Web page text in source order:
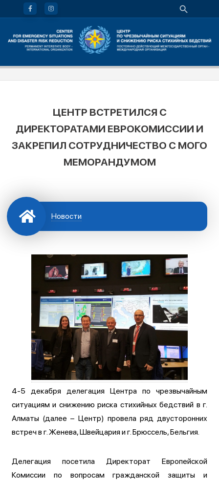
ЦЕНТР ВСТРЕТИЛСЯ С
ДИРЕКТОРАТАМИ ЕВРОКОМИССИИ И
ЗАКРЕПИЛ СОТРУДНИЧЕСТВО С МОГО
МЕМОРАНДУМОМ
Новости
4-5 декабря делегация Центра по чрезвычайным
ситуациям и снижению риска стихийных бедствий в г.
Алматы (далее – Центр) провела ряд двусторонних
встреч в г. Женева, Швейцария и г. Брюссель, Бельгия.
Делегация посетила Директорат Европейской
Комиссии по вопросам гражданской защиты и